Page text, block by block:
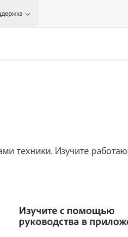
техники. Изучите
Изучите с помощью
руководства в